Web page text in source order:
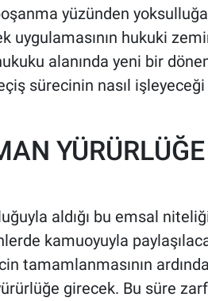
yüzünden
hukuki
alanında yeni bir
sürecinin nasıl
YÜRÜRLÜĞE
aldığı bu emsal
kamuoyuyla
tamamlanmasının
girecek. Bu süre